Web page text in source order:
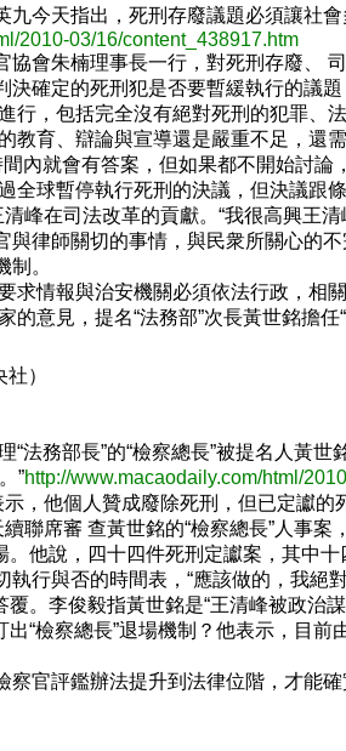
今天指出，死刑存廢議題必須讓社
2010-03/16/content_438917.htm
會朱楠理事長一行，對死刑存廢、 司
確定的死刑犯是否要暫緩執行的議題
，包括完全沒有絕對死刑的犯罪、
育、辯論與宣導還是嚴重不足，還
內就會有答案，但如果都不開始討論
球暫停執行死刑的決議，但決議跟
峰在司法改革的貢獻。“我很高興王
律師關切的事情，與民衆所關心的
。
情報與治安機關必須依法行政，相
意見，提名“法務部”次長黃世銘擔任“
社）
法務部長”的“檢察總長”被提名人黃
”http://www.macaodaily.com/html/
，他個人贊成廢除死刑，但已定讞的
聯席審 查黃世銘的“檢察總長”人事案
他說，四十四件死刑定讞案，其中
行與否的時間表，“應該做的，我絕
。李俊毅指黃世銘是“王清峰被政治
“檢察總長”退場機制？他表示，目前
官評鑑辦法提升到法律位階，才能確